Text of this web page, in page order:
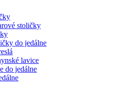
stoličky
do jedálne
lavice
do jedálne